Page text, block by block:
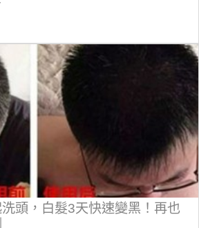
頭，白髮3天快速變黑！再也